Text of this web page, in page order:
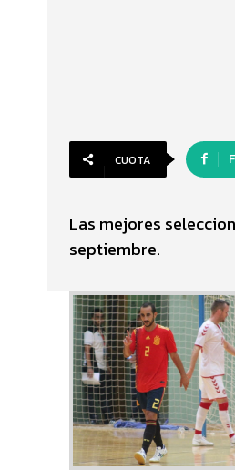
CUOTA
Las mejores
septiembre.